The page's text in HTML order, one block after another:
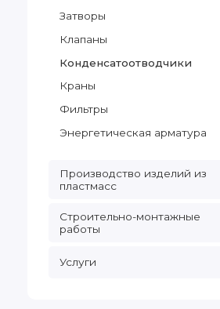
Затворы
Клапаны
Конденсатоотводчики
Краны
Фильтры
Энергетическая арматура
Производство изделий из
пластмасс
Строительно-монтажные
работы
Услуги